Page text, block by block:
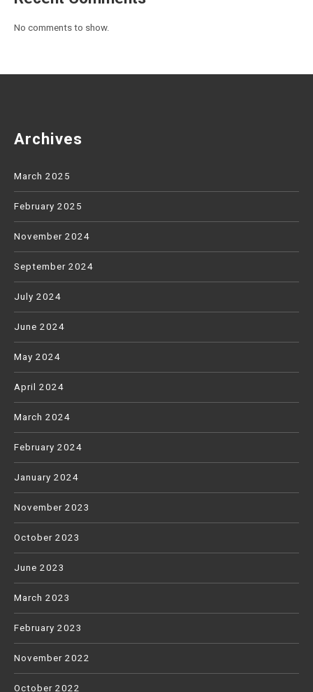
No comments to show.
Archives
March 2025
February 2025
November 2024
September 2024
July 2024
June 2024
May 2024
April 2024
March 2024
February 2024
January 2024
November 2023
October 2023
June 2023
March 2023
February 2023
November 2022
October 2022